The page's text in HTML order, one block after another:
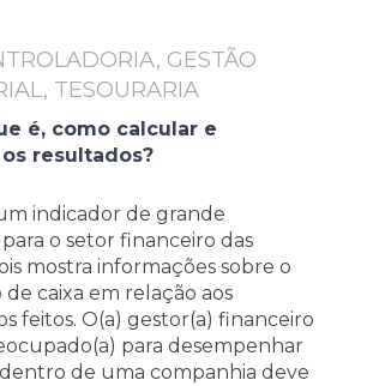
GESTÃO
TESOURARIA
é, como calcular e
resultados?
indicador de grande
o setor financeiro das
mostra informações sobre o
caixa em relação aos
feitos. O(a) gestor(a) financeiro
para desempenhar
de uma companhia deve